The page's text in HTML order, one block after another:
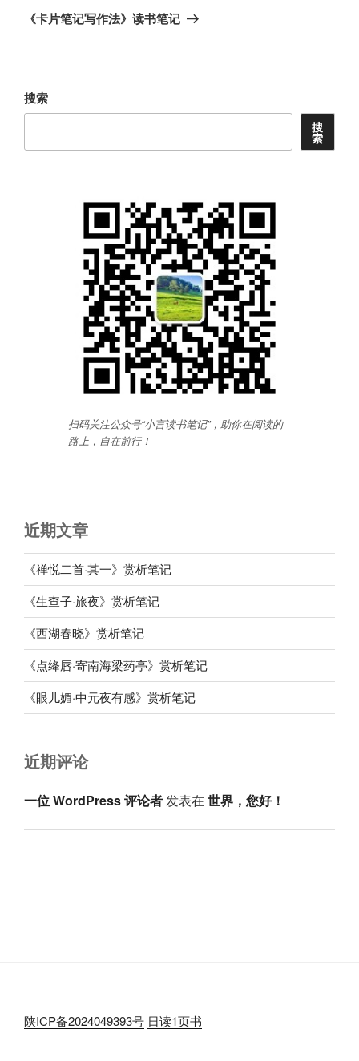
章
一
《卡片笔记写作法》读书笔记
搜索
搜
索
扫码关注公众号“小言读书笔记”，助你在阅读的
路上，自在前行！
近期文章
《禅悦二首·其一》赏析笔记
《生查子·旅夜》赏析笔记
《西湖春晓》赏析笔记
《点绛唇·寄南海梁药亭》赏析笔记
《眼儿媚·中元夜有感》赏析笔记
近期评论
一位 WordPress 评论者发表在 世界，您好！
陕ICP备2024049393号 日读1页书